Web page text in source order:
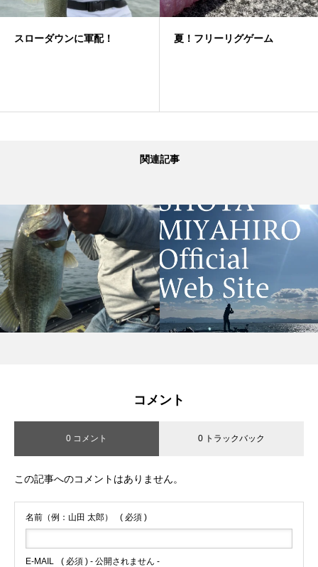
スローダウンに軍配！ 夏！フリーリグゲーム
関連記事
コメント
0 コメント 0 トラックバック
この記事へのコメントはありません。
名前（例：山田 太郎） ( 必須 )
E-MAIL ( 必須 ) - 公開されません -